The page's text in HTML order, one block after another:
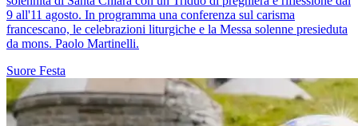
9 all'11 agosto. In programma una conferenza sul carisma
francescano, le celebrazioni liturgiche e la Messa solenne presieduta
da mons. Paolo Martinelli.
Suore Festa